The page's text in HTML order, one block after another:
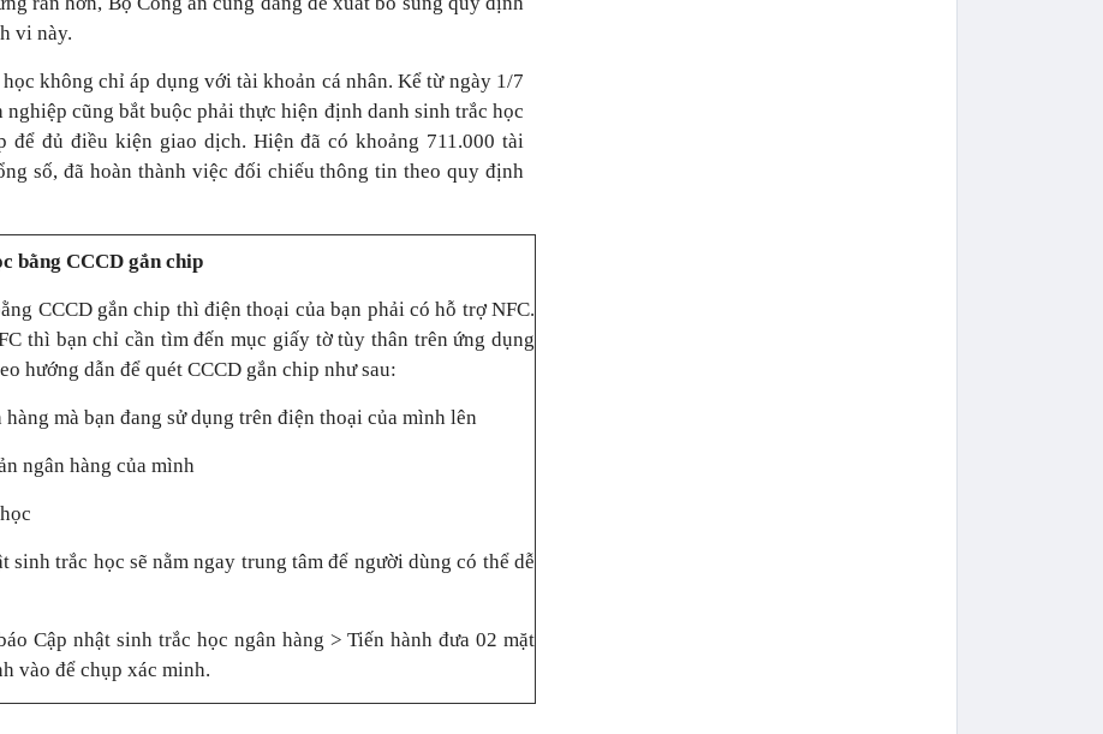
vi này.
không chỉ áp dụng với tài khoản cá nhân. Kể từ ngày 1/7
nghiệp cũng bắt buộc phải thực hiện định danh sinh trắc học
để đủ điều kiện giao dịch. Hiện đã có khoảng 711.000 tài
số, đã hoàn thành việc đối chiếu thông tin theo quy định
bằng CCCD gắn chip
CCCD gắn chip thì điện thoại của bạn phải có hỗ trợ NFC.
thì bạn chỉ cần tìm đến mục giấy tờ tùy thân trên ứng dụng
hướng dẫn để quét CCCD gắn chip như sau:
mà bạn đang sử dụng trên điện thoại của mình lên
ngân hàng của mình
sinh trắc học sẽ nằm ngay trung tâm để người dùng có thể dễ
Cập nhật sinh trắc học ngân hàng > Tiến hành đưa 02 mặt
vào để chụp xác minh.